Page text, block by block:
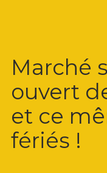
Marché
ouvert
et ce
fériés !